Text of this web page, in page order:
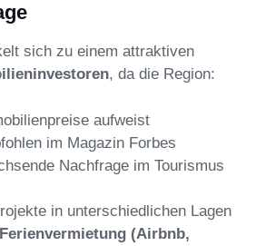
sich zu einem attraktiven
, da die Region:
aufweist
im Magazin Forbes
Nachfrage im Tourismus
in unterschiedlichen Lagen
Ferienvermietung (Airbnb,